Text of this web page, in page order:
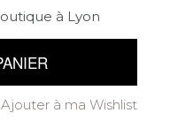
à Lyon
Ajouter à ma Wishlist